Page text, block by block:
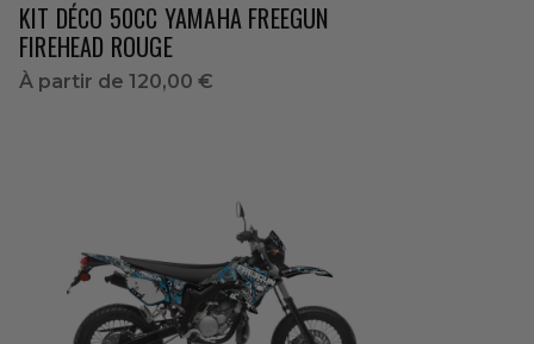
KIT DÉCO 50CC YAMAHA FREEGUN
FIREHEAD ROUGE
À partir de 120,00 €